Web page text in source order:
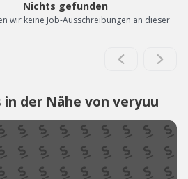
Nichts gefunden
wir keine Job-Ausschreibungen an dieser
der Nähe von veryuu